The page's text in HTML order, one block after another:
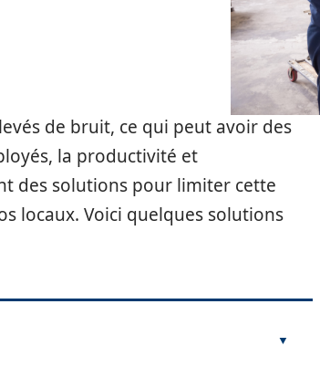
de bruit, ce qui peut avoir des
la productivité et
des solutions pour limiter cette
locaux. Voici quelques solutions